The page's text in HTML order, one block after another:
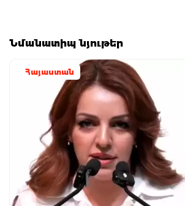
Նմանատիպ նյութեր
Հայաստան